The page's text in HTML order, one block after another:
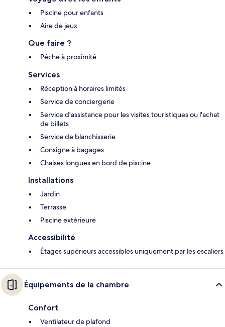
Piscine pour enfants
Aire de jeux
Que faire ?
Pêche à proximité
Services
Réception à horaires limités
Service de conciergerie
Service d'assistance pour les visites touristiques ou l'achat
de billets
Service de blanchisserie
Consigne à bagages
Chaises longues en bord de piscine
Installations
Jardin
Terrasse
Piscine extérieure
Accessibilité
Étages supérieurs accessibles uniquement par les escaliers
Équipements de la chambre
Confort
Ventilateur de plafond